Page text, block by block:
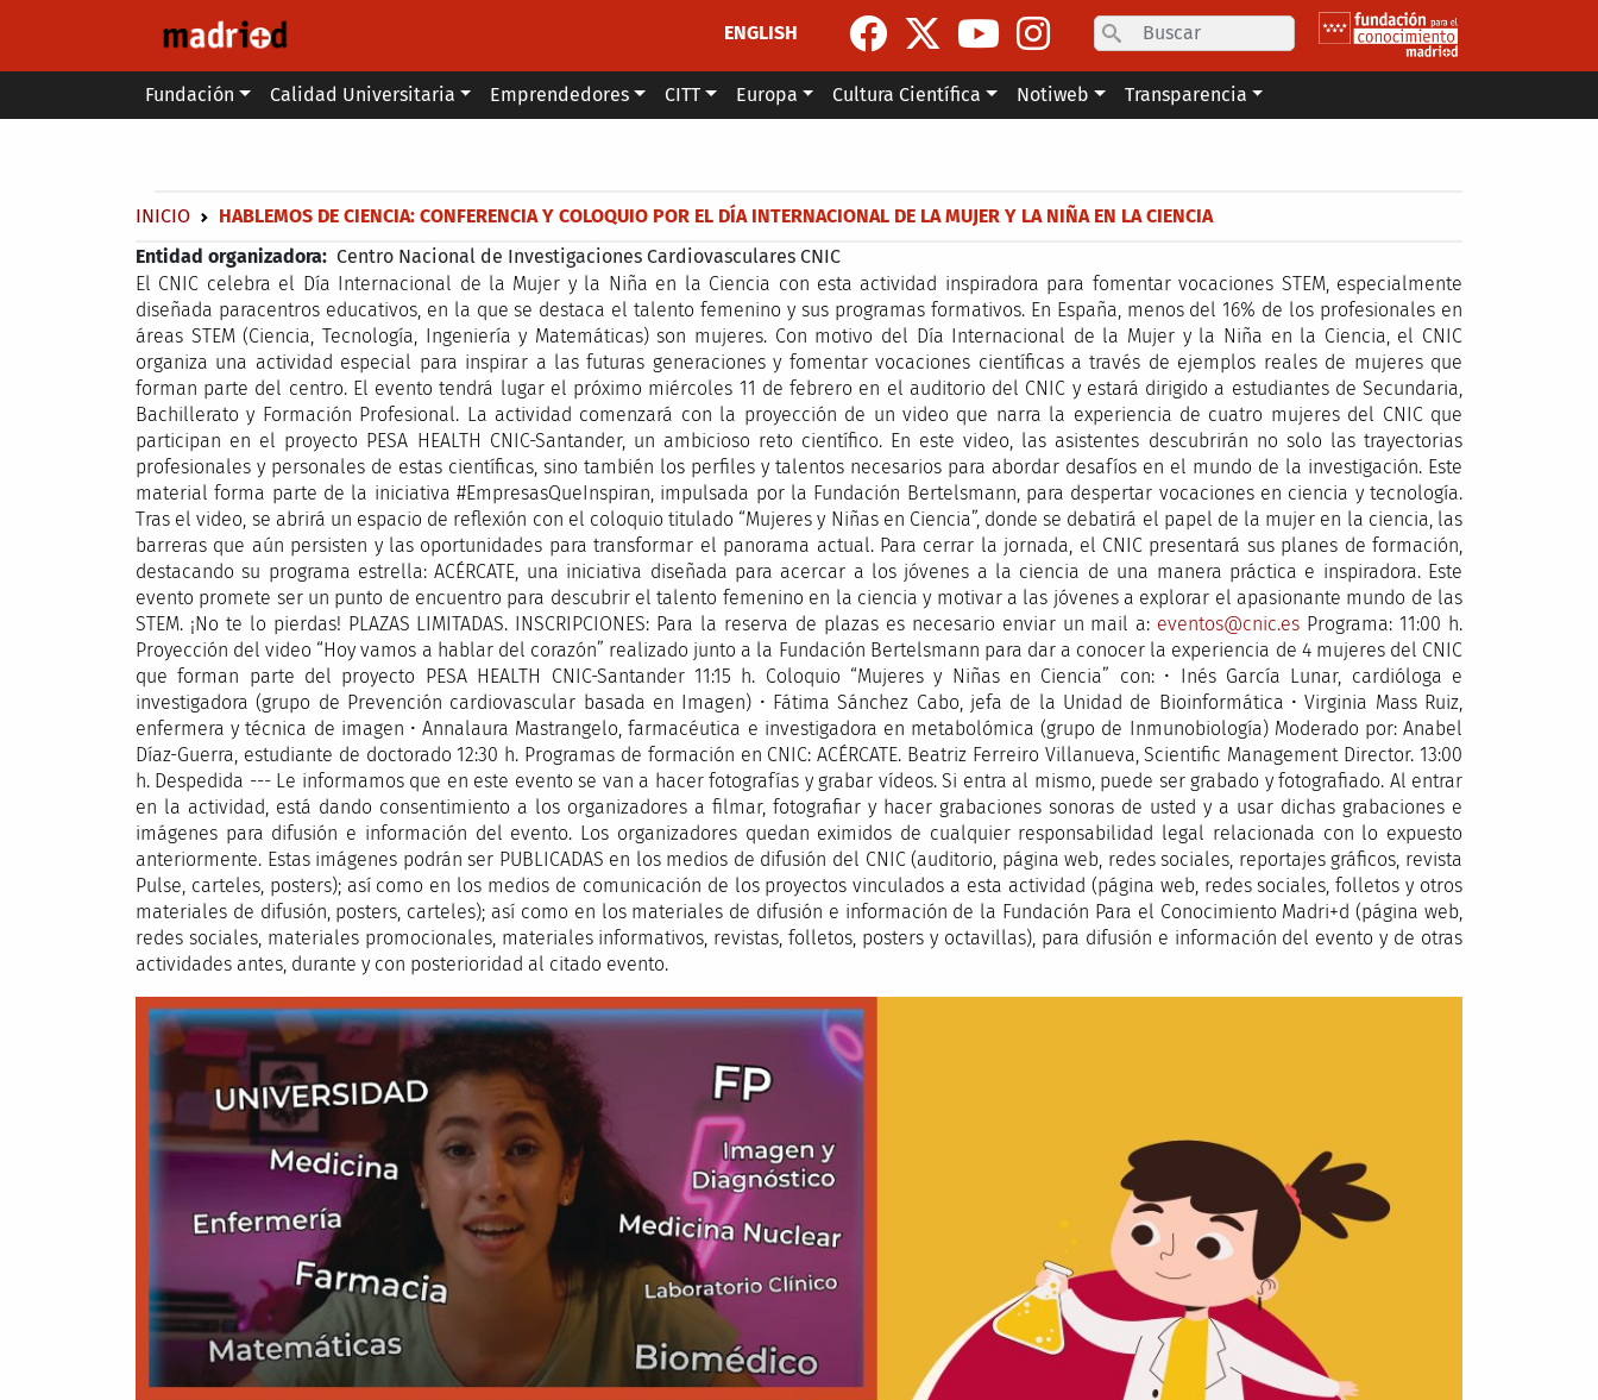
ENGLISH
Search
Main menu
Fundación Calidad Universitaria Emprendedores CITT Europa Cultura Científica Notiweb Transparencia
Sobrescribir enlaces de ayuda a la navegación
INICIO
HABLEMOS DE CIENCIA: CONFERENCIA Y COLOQUIO POR EL DÍA INTERNACIONAL DE LA MUJER Y LA NIÑA EN LA CIENCIA
Entidad organizadora
Centro Nacional de Investigaciones Cardiovasculares CNIC
El CNIC celebra el Día Internacional de la Mujer y la Niña en la Ciencia con esta actividad inspiradora para fomentar vocaciones STEM, especialmente
diseñada paracentros educativos, en la que se destaca el talento femenino y sus programas formativos. En España, menos del 16% de los profesionales en
áreas STEM (Ciencia, Tecnología, Ingeniería y Matemáticas) son mujeres. Con motivo del Día Internacional de la Mujer y la Niña en la Ciencia, el CNIC
organiza una actividad especial para inspirar a las futuras generaciones y fomentar vocaciones científicas a través de ejemplos reales de mujeres que
forman parte del centro. El evento tendrá lugar el próximo miércoles 11 de febrero en el auditorio del CNIC y estará dirigido a estudiantes de Secundaria,
Bachillerato y Formación Profesional. La actividad comenzará con la proyección de un video que narra la experiencia de cuatro mujeres del CNIC que
participan en el proyecto PESA HEALTH CNIC-Santander, un ambicioso reto científico. En este video, las asistentes descubrirán no solo las trayectorias
profesionales y personales de estas científicas, sino también los perfiles y talentos necesarios para abordar desafíos en el mundo de la investigación. Este
material forma parte de la iniciativa #EmpresasQueInspiran, impulsada por la Fundación Bertelsmann, para despertar vocaciones en ciencia y tecnología.
Tras el video, se abrirá un espacio de reflexión con el coloquio titulado “Mujeres y Niñas en Ciencia”, donde se debatirá el papel de la mujer en la ciencia, las
barreras que aún persisten y las oportunidades para transformar el panorama actual. Para cerrar la jornada, el CNIC presentará sus planes de formación,
destacando su programa estrella: ACÉRCATE, una iniciativa diseñada para acercar a los jóvenes a la ciencia de una manera práctica e inspiradora. Este
evento promete ser un punto de encuentro para descubrir el talento femenino en la ciencia y motivar a las jóvenes a explorar el apasionante mundo de las
STEM. ¡No te lo pierdas! PLAZAS LIMITADAS. INSCRIPCIONES: Para la reserva de plazas es necesario enviar un mail a: eventos@cnic.es Programa: 11:00 h.
Proyección del video “Hoy vamos a hablar del corazón” realizado junto a la Fundación Bertelsmann para dar a conocer la experiencia de 4 mujeres del CNIC
que forman parte del proyecto PESA HEALTH CNIC-Santander 11:15 h. Coloquio “Mujeres y Niñas en Ciencia” con: • Inés García Lunar, cardióloga e
investigadora (grupo de Prevención cardiovascular basada en Imagen) • Fátima Sánchez Cabo, jefa de la Unidad de Bioinformática • Virginia Mass Ruiz,
enfermera y técnica de imagen • Annalaura Mastrangelo, farmacéutica e investigadora en metabolómica (grupo de Inmunobiología) Moderado por: Anabel
Díaz-Guerra, estudiante de doctorado 12:30 h. Programas de formación en CNIC: ACÉRCATE. Beatriz Ferreiro Villanueva, Scientific Management Director. 13:00
h. Despedida --- Le informamos que en este evento se van a hacer fotografías y grabar vídeos. Si entra al mismo, puede ser grabado y fotografiado. Al entrar
en la actividad, está dando consentimiento a los organizadores a filmar, fotografiar y hacer grabaciones sonoras de usted y a usar dichas grabaciones e
imágenes para difusión e información del evento. Los organizadores quedan eximidos de cualquier responsabilidad legal relacionada con lo expuesto
anteriormente. Estas imágenes podrán ser PUBLICADAS en los medios de difusión del CNIC (auditorio, página web, redes sociales, reportajes gráficos, revista
Pulse, carteles, posters); así como en los medios de comunicación de los proyectos vinculados a esta actividad (página web, redes sociales, folletos y otros
materiales de difusión, posters, carteles); así como en los materiales de difusión e información de la Fundación Para el Conocimiento Madri+d (página web,
redes sociales, materiales promocionales, materiales informativos, revistas, folletos, posters y octavillas), para difusión e información del evento y de otras
actividades antes, durante y con posterioridad al citado evento.